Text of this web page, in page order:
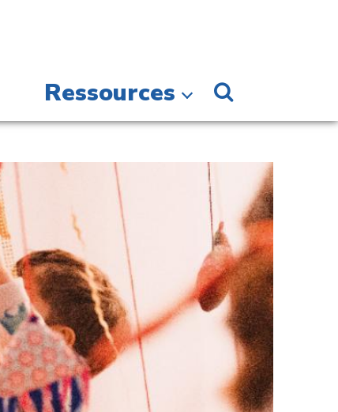
Ressources